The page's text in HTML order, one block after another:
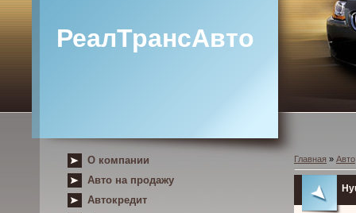
РеалТрансАвто
О компании
Авто на продажу
Автокредит
Главная » Авто